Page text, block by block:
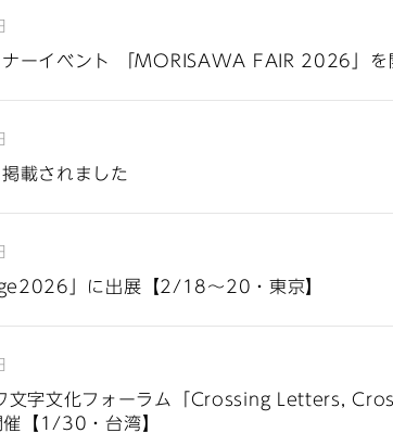
ーイベント 「MORISAWA FAIR 2026」を
載されました
」に出展【2/18～20・東京】
文字文化フォーラム「Crossing Letters,
【1/30・台湾】